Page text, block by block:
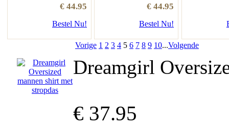
€ 44.95
Bestel Nu!
€ 44.95
Bestel Nu!
Vorige 1 2 3 4 5 6 7 8 9 10...Volgende
Dreamgirl
€ 37.95